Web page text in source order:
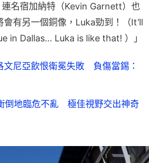
連名宿加納特（Kevin Garnett）也
會有另一個銅像，Luka勁到！（It’ll
in Dallas… Luka is like that! ）」
文尼亞飲恨衛冕失敗 負傷當錫：
倒地臨危不亂 極佳視野交出神奇